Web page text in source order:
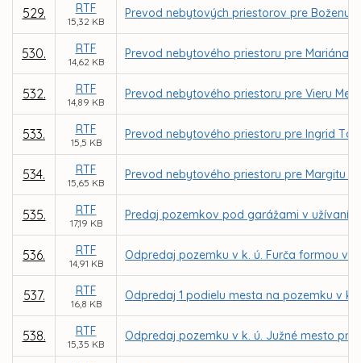
529. RTF
15,32 KB
Prevod nebytových priestorov pre Boženu
530. RTF
14,62 KB
Prevod nebytového priestoru pre Mariána
532. RTF
14,89 KB
Prevod nebytového priestoru pre Vieru
533. RTF
15,5 KB
Prevod nebytového priestoru pre Ingrid
534. RTF
15,65 KB
Prevod nebytového priestoru pre Margitu
535. RTF
17,19 KB
Predaj pozemkov pod garážami v užívaní
536. RTF
14,91 KB
Odpredaj pozemku v k. ú. Furča formou
537. RTF
16,8 KB
Odpredaj 1 podielu mesta na pozemku v k.
538. RTF
15,35 KB
Odpredaj pozemku v k. ú. Južné mesto pre